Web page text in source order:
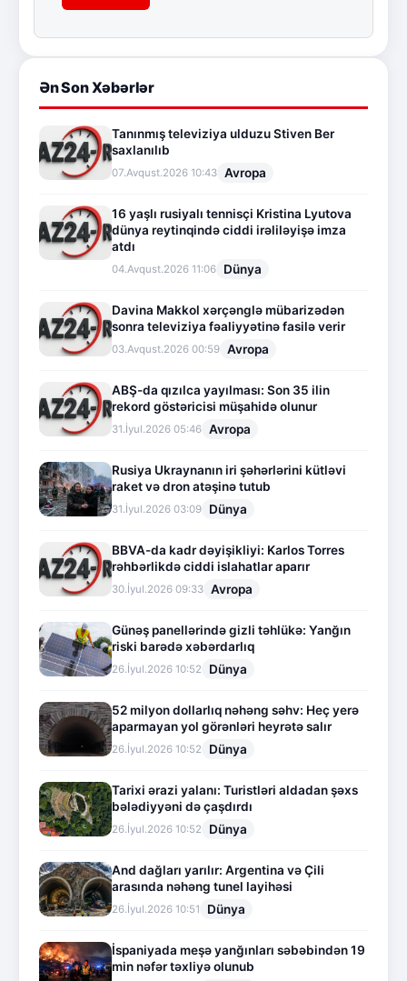
Ən Son Xəbərlər
Tanınmış televiziya ulduzu Stiven Ber
saxlanılıb
07.Avqust.2026 10:43 Avropa
16 yaşlı rusiyalı tennisçi Kristina Lyutova
dünya reytinqində ciddi irəliləyişə imza
atdı
04.Avqust.2026 11:06 Dünya
Davina Makkol xərçənglə mübarizədən
sonra televiziya fəaliyyətinə fasilə verir
03.Avqust.2026 00:59 Avropa
ABŞ-da qızılca yayılması: Son 35 ilin
rekord göstəricisi müşahidə olunur
31.İyul.2026 05:46 Avropa
Rusiya Ukraynanın iri şəhərlərini kütləvi
raket və dron atəşinə tutub
31.İyul.2026 03:09 Dünya
BBVA-da kadr dəyişikliyi: Karlos Torres
rəhbərlikdə ciddi islahatlar aparır
30.İyul.2026 09:33 Avropa
Günəş panellərində gizli təhlükə: Yanğın
riski barədə xəbərdarlıq
26.İyul.2026 10:52 Dünya
52 milyon dollarlıq nəhəng səhv: Heç yerə
aparmayan yol görənləri heyrətə salır
26.İyul.2026 10:52 Dünya
Tarixi ərazi yalanı: Turistləri aldadan şəxs
bələdiyyəni də çaşdırdı
26.İyul.2026 10:52 Dünya
And dağları yarılır: Argentina və Çili
arasında nəhəng tunel layihəsi
26.İyul.2026 10:51 Dünya
İspaniyada meşə yanğınları səbəbindən 19
min nəfər təxliyə olunub